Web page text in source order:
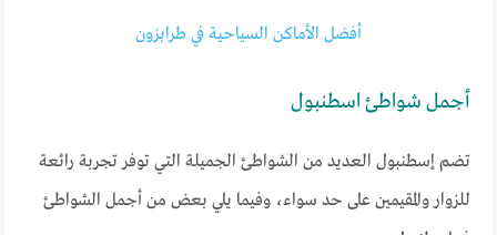
أفضل الأماكن السياحية في طرابزون
أجمل شواطئ اسطنبول
تضم إسطنبول العديد من الشواطئ الجميلة التي توفر تجربة رائعة
للزوار والمقيمين على حد سواء، وفيما يلي بعض من أجمل الشواطئ